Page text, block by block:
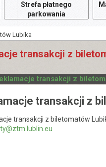
Strefa płatnego
parkowania
Lubika
transakcji z
transakcji z
transakcji z
transakcji z biletomatów